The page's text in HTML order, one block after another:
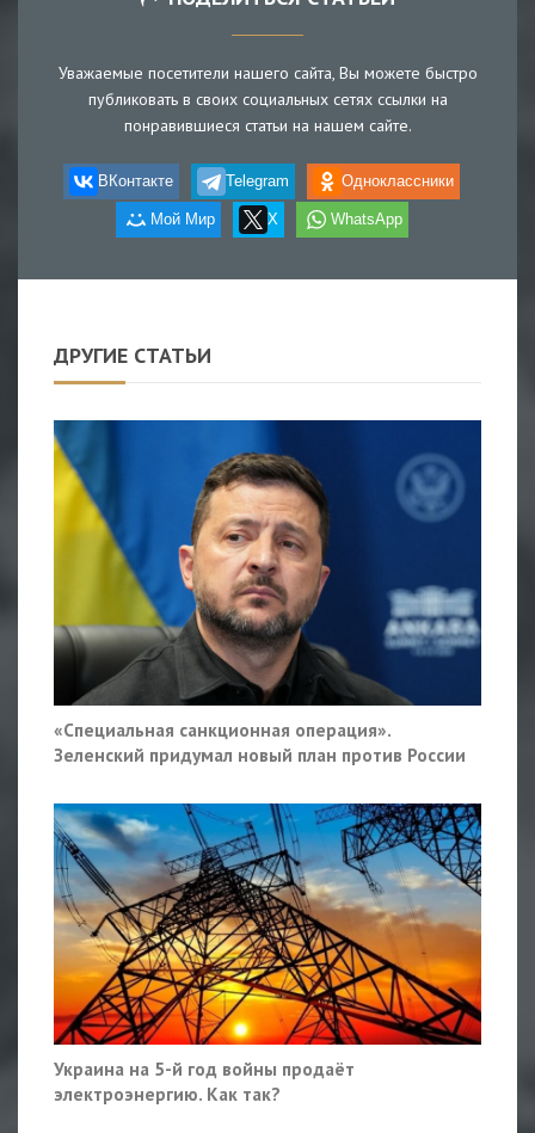
Уважаемые посетители нашего сайта, Вы можете быстро
публиковать в своих социальных сетях ссылки на
понравившиеся статьи на нашем сайте.
ВКонтакте Telegram Одноклассники
Мой Мир X WhatsApp
ДРУГИЕ СТАТЬИ
«Специальная санкционная операция».
Зеленский придумал новый план против России
Украина на 5-й год войны продаёт
электроэнергию. Как так?